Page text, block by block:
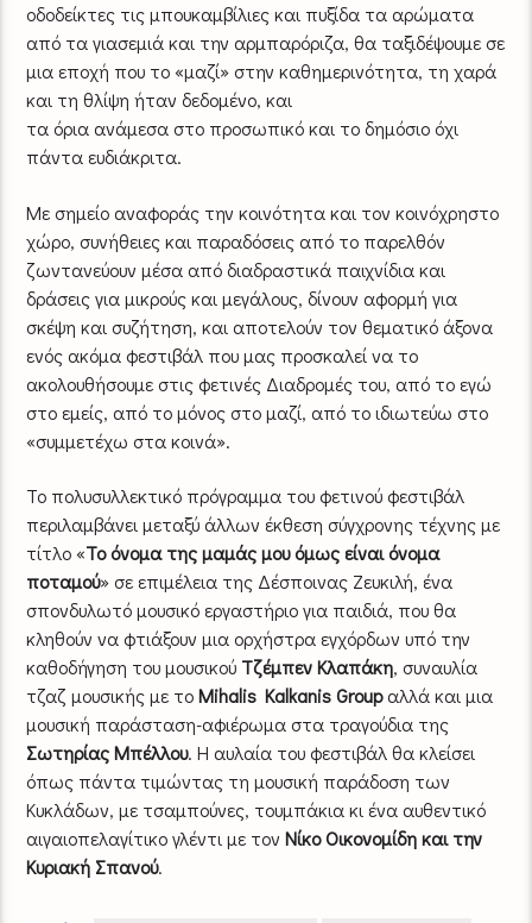
οδοδείκτες τις μπουκαμβίλιες και πυξίδα τα αρώματα
από τα γιασεμιά και την αρμπαρόριζα, θα ταξιδέψουμε σε
μια εποχή που το «μαζί» στην καθημερινότητα, τη χαρά
και τη θλίψη ήταν δεδομένο, και
τα όρια ανάμεσα στο προσωπικό και το δημόσιο όχι
πάντα ευδιάκριτα.
Με σημείο αναφοράς την κοινότητα και τον κοινόχρηστο
χώρο, συνήθειες και παραδόσεις από το παρελθόν
ζωντανεύουν μέσα από διαδραστικά παιχνίδια και
δράσεις για μικρούς και μεγάλους, δίνουν αφορμή για
σκέψη και συζήτηση, και αποτελούν τον θεματικό άξονα
ενός ακόμα φεστιβάλ που μας προσκαλεί να το
ακολουθήσουμε στις φετινές Διαδρομές του, από το εγώ
στο εμείς, από το μόνος στο μαζί, από το ιδιωτεύω στο
«συμμετέχω στα κοινά».
Το πολυσυλλεκτικό πρόγραμμα του φετινού φεστιβάλ
περιλαμβάνει μεταξύ άλλων έκθεση σύγχρονης τέχνης με
τίτλο «Το όνομα της μαμάς μου όμως είναι όνομα
ποταμού» σε επιμέλεια της Δέσποινας Ζευκιλή, ένα
σπονδυλωτό μουσικό εργαστήριο για παιδιά, που θα
κληθούν να φτιάξουν μια ορχήστρα εγχόρδων υπό την
καθοδήγηση του μουσικού Τζέμπεν Κλαπάκη, συναυλία
τζαζ μουσικής με τοMihalis Kalkanis Groupαλλά και μια
μουσική παράσταση-αφιέρωμα στα τραγούδια της
Σωτηρίας Μπέλλου. Η αυλαία του φεστιβάλ θα κλείσει
όπως πάντα τιμώντας τη μουσική παράδοση των
Κυκλάδων, με τσαμπούνες, τουμπάκια κι ένα αυθεντικό
αιγαιοπελαγίτικο γλέντι με τονΝίκο Οικονομίδη και την
Κυριακή Σπανού.